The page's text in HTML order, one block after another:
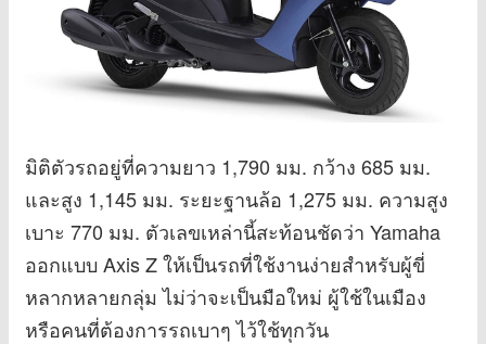
มิติตัวรถอยู่ที่ความยาว 1,790 มม. กว้าง 685 มม.
และสูง 1,145 มม. ระยะฐานล้อ 1,275 มม. ความสูง
เบาะ 770 มม. ตัวเลขเหล่านี้สะท้อนชัดว่า Yamaha
ออกแบบ Axis Z ให้เป็นรถที่ใช้งานง่ายสำหรับผู้ขี่
หลากหลายกลุ่ม ไม่ว่าจะเป็นมือใหม่ ผู้ใช้ในเมือง
หรือคนที่ต้องการรถเบาๆ ไว้ใช้ทุกวัน